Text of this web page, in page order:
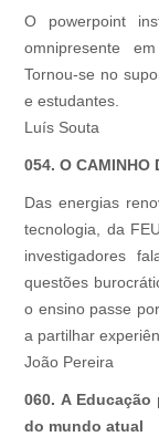
O powerpoint
omnipresente
Tornou-se no
e estudantes.
Luís Souta
054. O CAMINHO
Das energias
tecnologia, da
investigadores
questões
o ensino passe
a partilhar
João Pereira
060. A
do mundo atual